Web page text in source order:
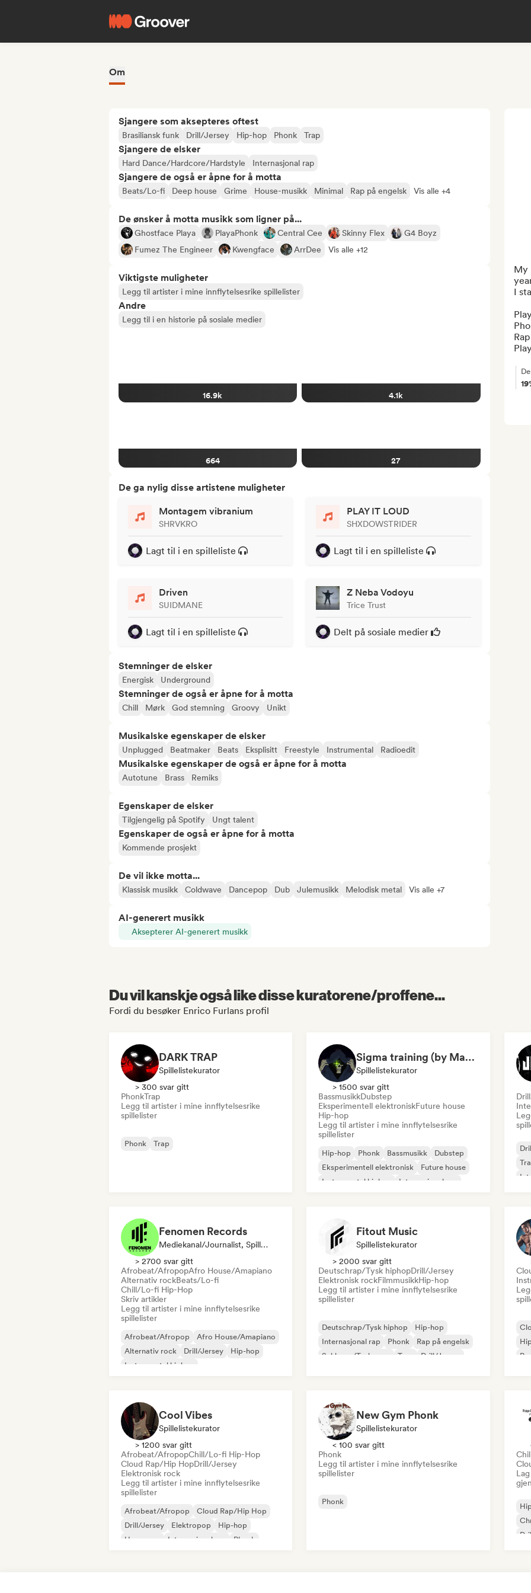
Om
Sjangere som aksepteres oftest
Brasiliansk funk Drill/Jersey Hip-hop Phonk Trap
Sjangere de elsker
Hard Dance/Hardcore/Hardstyle Internasjonal rap
Sjangere de også er åpne for å motta
Beats/Lo-fi Deep house Grime House-musikk Minimal Rap på engelsk Vis alle +4
De ønsker å motta musikk som ligner på...
Ghostface Playa PlayaPhonk Central Cee Skinny Flex
G4 Boyz
Fumez The Engineer
Kwengface ArrDee Vis alle +12
Viktigste muligheter
Legg til artister i mine innflytelsesrike spillelister
Andre
Legg til i en historie på sosiale medier
16.9k 4.1k
664 27
De ga nylig disse artistene muligheter
Montagem vibranium
SHRVKRO
Lagt til i en spilleliste
PLAY IT LOUD
SHXDOWSTRIDER
Lagt til i en spilleliste
Driven
SUIDMANE
Lagt til i en spilleliste
Z Neba Vodoyu
Trice Trust
Delt på sosiale medier
Stemninger de elsker
Energisk Underground
Stemninger de også er åpne for å motta
Chill Mørk God stemning Groovy Unikt
Musikalske egenskaper de elsker
Unplugged Beatmaker Beats Eksplisitt Freestyle Instrumental Radioedit
Musikalske egenskaper de også er åpne for å motta
Autotune Brass Remiks
Egenskaper de elsker
Tilgjengelig på Spotify Ungt talent
Egenskaper de også er åpne for å motta
Kommende prosjekt
De vil ikke motta...
Klassisk musikk Coldwave Dancepop Dub Julemusikk Melodisk metal Vis alle +7
AI-generert musikk
Aksepterer AI-generert musikk
My
I
Du vil kanskje også like disse kuratorene/proffene...
Fordi du besøker Enrico Furlans profil
DARK TRAP
Spillelistekurator
> 300 svar gitt
PhonkTrap
Legg til artister i mine innflytelsesrike
spillelister
Phonk Trap
Sigma training (by Mastery Gallery)
Spillelistekurator
> 1500 svar gitt
BassmusikkDubstep
Eksperimentell elektroniskFuture house
Hip-hop
Legg til artister i mine innflytelsesrike
spillelister
Hip-hop Phonk Bassmusikk
Dubstep
Eksperimentell elektronisk
Future house
Instrumental hiphop
Internasjonal rap
Fenomen Records
Mediekanal/journalist, Spillelistekurator
> 2700 svar gitt
Afrobeat/AfropopAfro House/Amapiano
Alternativ rockBeats/Lo-fi
Chill/Lo-fi Hip-Hop
Skriv artikler
Legg til artister i mine innflytelsesrike
spillelister
Afrobeat/Afropop
Afro House/Amapiano
Alternativ rock
Drill/Jersey
Hip-hop
Instrumental hiphop
Fitout Music
Spillelistekurator
> 2000 svar gitt
Deutschrap/Tysk hiphopDrill/Jersey
Elektronisk rockFilmmusikkHip-hop
Legg til artister i mine innflytelsesrike
spillelister
Deutschrap/Tysk hiphop
Hip-hop
Internasjonal rap
Phonk
Rap på engelsk
Schlager/Tysk sang
Trap Drill/Jersey
Cool Vibes
Spillelistekurator
> 1200 svar gitt
Afrobeat/AfropopChill/Lo-fi Hip-Hop
Cloud Rap/Hip HopDrill/Jersey
Elektronisk rock
Legg til artister i mine innflytelsesrike
spillelister
Afrobeat/Afropop
Cloud Rap/Hip Hop
Drill/Jersey
Elektropop
Hip-hop
Hyperpop
Internasjonal rap Phonk
New Gym Phonk
Spillelistekurator
< 100 svar gitt
Phonk
Legg til artister i mine innflytelsesrike
spillelister
Phonk